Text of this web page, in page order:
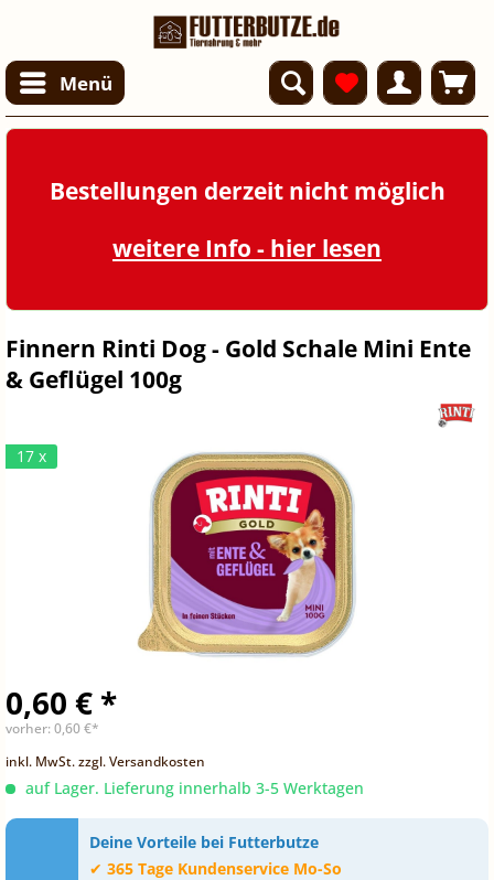
Menü
Bestellungen derzeit nicht möglich
weitere Info - hier lesen
Finnern Rinti Dog - Gold Schale Mini Ente
& Geflügel 100g
17 x
0,60 € *
vorher: 0,60 €*
inkl. MwSt.zzgl. Versandkosten
auf Lager. Lieferung innerhalb 3-5 Werktagen
Deine Vorteile bei Futterbutze
✔ 365 Tage Kundenservice Mo-So